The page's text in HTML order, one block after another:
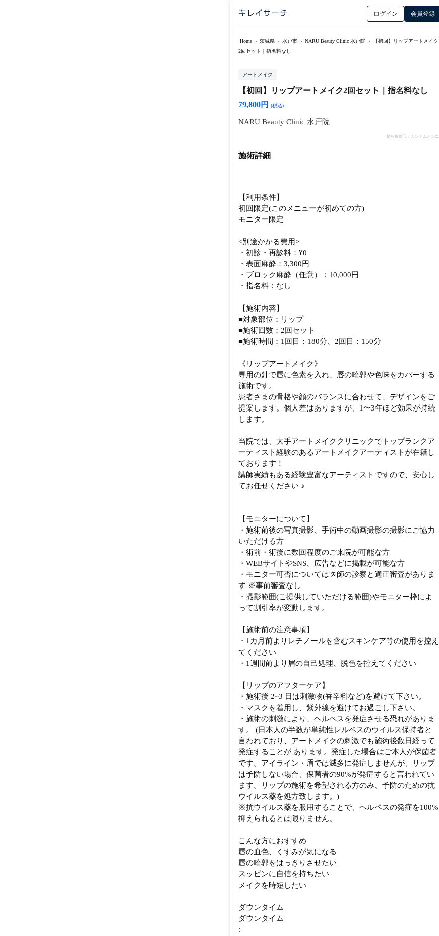
ログイン 会員登録
Home › 茨城県 › 水戸市 › NARU Beauty Clinic 水戸院 ›
【初回】リップアートメイク
2回セット｜指名料なし
アートメイク
【初回】リップアートメイク2回セット｜指名料なし
79,800円
(税込)
NARU Beauty Clinic 水戸院
情報提供元：カンナムオンニ
施術詳細
【利用条件】
初回限定(このメニューが初めての方)
モニター限定
<別途かかる費用>
・初診・再診料：¥0
・表面麻酔：3,300円
・ブロック麻酔（任意）：10,000円
・指名料：なし
【施術内容】
■対象部位：リップ
■施術回数：2回セット
■施術時間：1回目：180分、2回目：150分
《リップアートメイク》
専用の針で唇に色素を入れ、唇の輪郭や色味をカバーする
施術です。
患者さまの骨格や顔のバランスに合わせて、デザインをご
提案します。個人差はありますが、1〜3年ほど効果が持続
します。
当院では、大手アートメイククリニックでトップランクア
ーティスト経験のあるアートメイクアーティストが在籍し
ております！
講師実績もある経験豊富なアーティストですので、安心し
てお任せください ♪
【モニターについて】
・施術前後の写真撮影、手術中の動画撮影の撮影にご協力
いただける方
・術前・術後に数回程度のご来院が可能な方
・WEBサイトやSNS、広告などに掲載が可能な方
・モニター可否については医師の診察と適正審査がありま
す ※事前審査なし
・撮影範囲(ご提供していただける範囲)やモニター枠によ
って割引率が変動します。
【施術前の注意事項】
・1カ月前よりレチノールを含むスキンケア等の使用を控え
てください
・1週間前より眉の自己処理、脱色を控えてください
【リップのアフターケア】
・施術後 2~3 日は刺激物(香辛料など)を避けて下さい。
・マスクを着用し、紫外線を避けてお過ごし下さい。
・施術の刺激により、ヘルペスを発症させる恐れがありま
す。 (日本人の半数が単純性レルペスのウイルス保持者と
言われており、アートメイクの刺激でも施術後数日経って
発症することが あります。発症した場合はご本人が保菌者
です。アイライン・眉では滅多に発症しませんが、リップ
は予防しない場合、保菌者の90%が発症すると言われてい
ます。リップの施術を希望される方のみ、予防のための抗
ウイルス薬を処方致します。)
※抗ウイルス薬を服用することで、ヘルペスの発症を100%
抑えられるとは限りません。
こんな方におすすめ
唇の血色、くすみが気になる
唇の輪郭をはっきりさせたい
スッピンに自信を持ちたい
メイクを時短したい
ダウンタイム
ダウンタイム
: